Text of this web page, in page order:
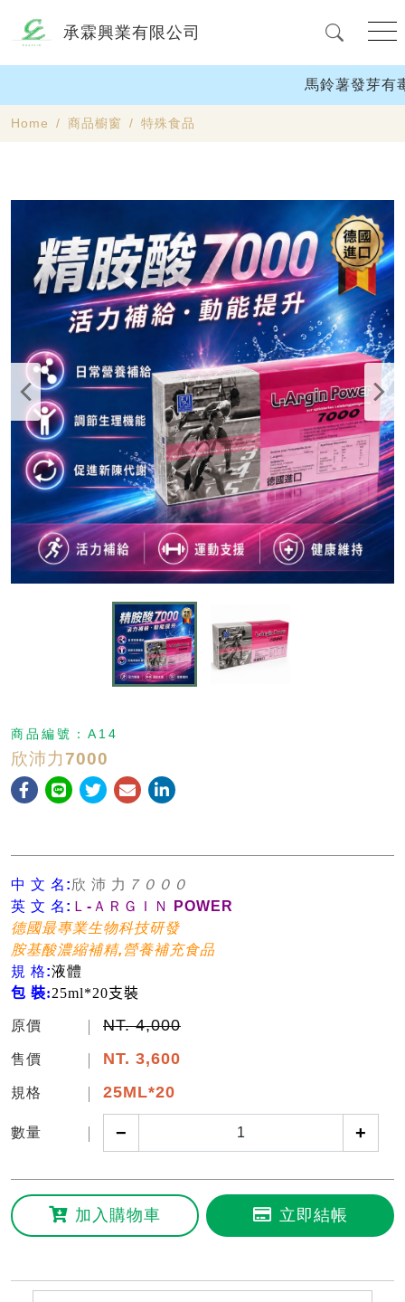
馬鈴薯發芽有
承霖興業有限公司
Home 商品櫥窗 特殊食品
商品編號： A14
欣沛力7000
中 文 名:欣 沛 力 ７０００
英 文 名: Ｌ-ＡＲＧＩＮ POWER
德國最專業生物科技研發
胺基酸濃縮補精,營養補充食品
規 格:液體
包 裝:25ml*20支裝
原價 NT. 4,000
售價 NT. 3,600
規格 25ML*20
數量 − +
加入購物車 立即結帳